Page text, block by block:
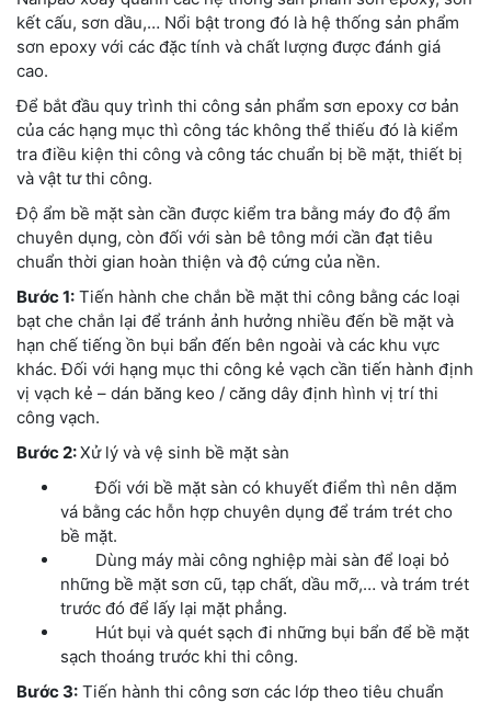
kết cấu, sơn dầu,… Nổi bật trong đó là hệ thống sản phẩm
sơn epoxy với các đặc tính và chất lượng được đánh giá
cao.
Để bắt đầu quy trình thi công sản phẩm sơn epoxy cơ bản
của các hạng mục thì công tác không thể thiếu đó là kiểm
tra điều kiện thi công và công tác chuẩn bị bề mặt, thiết bị
và vật tư thi công.
Độ ẩm bề mặt sàn cần được kiểm tra bằng máy đo độ ẩm
chuyên dụng, còn đối với sàn bê tông mới cần đạt tiêu
chuẩn thời gian hoàn thiện và độ cứng của nền.
Bước 1: Tiến hành che chắn bề mặt thi công bằng các loại
bạt che chắn lại để tránh ảnh hưởng nhiều đến bề mặt và
hạn chế tiếng ồn bụi bẩn đến bên ngoài và các khu vực
khác. Đối với hạng mục thi công kẻ vạch cần tiến hành định
vị vạch kẻ – dán băng keo / căng dây định hình vị trí thi
công vạch.
Bước 2:Xử lý và vệ sinh bề mặt sàn
Đối với bề mặt sàn có khuyết điểm thì nên dặm
vá bằng các hỗn hợp chuyên dụng để trám trét cho
bề mặt.
Dùng máy mài công nghiệp mài sàn để loại bỏ
những bề mặt sơn cũ, tạp chất, dầu mỡ,… và trám trét
trước đó để lấy lại mặt phẳng.
Hút bụi và quét sạch đi những bụi bẩn để bề mặt
sạch thoáng trước khi thi công.
Bước 3: Tiến hành thi công sơn các lớp theo tiêu chuẩn